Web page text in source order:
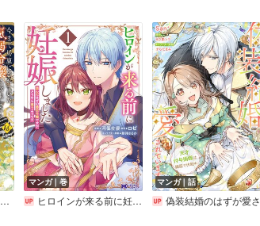
今まで馬鹿にされていた気弱令嬢に転生したら、とんでもない事になった話、聞く？
マンガ｜巻
ヒロインが来る前に妊娠しました 詰んだはずの悪役令嬢ですが、どうやら違うようです（コミック）
マンガ｜話
偽装結婚のはずが愛されています～天才付与術師は隣国で休暇中～【分冊版】